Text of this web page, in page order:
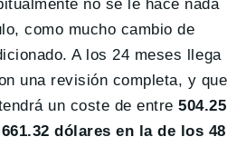
no se le hace nada
como mucho cambio de
A los 24 meses llega
una revisión completa, y que
un coste de entre504.25
dólares en la de los 48